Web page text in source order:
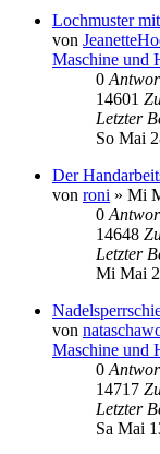
Lochmuster
von
Maschine und
0
14601
Letzter
So Mai
Der
von roni » Mi
0
14648
Letzter
Mi Mai
von
Maschine und
0
14717
Letzter
Sa Mai